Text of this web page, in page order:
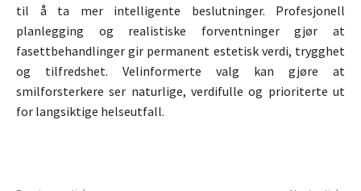
til å ta mer intelligente beslutninger. Profesjonell
planlegging og realistiske forventninger gjør at
fasettbehandlinger gir permanent estetisk verdi, trygghet
og tilfredshet. Velinformerte valg kan gjøre at
smilforsterkere ser naturlige, verdifulle og prioriterte ut
for langsiktige helseutfall.